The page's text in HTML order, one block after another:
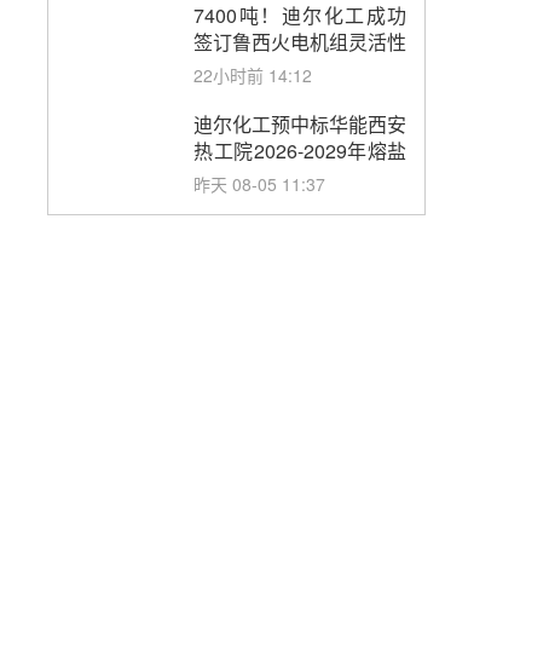
7400吨！迪尔化工成功
签订鲁西火电机组灵活性
改造项目三元液态盐采购
22小时前 14:12
迪尔化工预中标华能西安
热工院2026-2029年熔盐
介质框架协议
昨天 08-05 11:37